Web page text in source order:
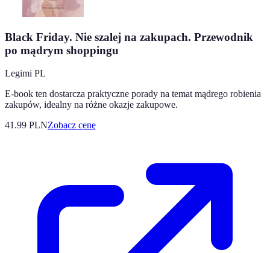
Black Friday. Nie szalej na zakupach. Przewodnik
po mądrym shoppingu
Legimi PL
E-book ten dostarcza praktyczne porady na temat mądrego robienia
zakupów, idealny na różne okazje zakupowe.
41.99 PLNZobacz cenę